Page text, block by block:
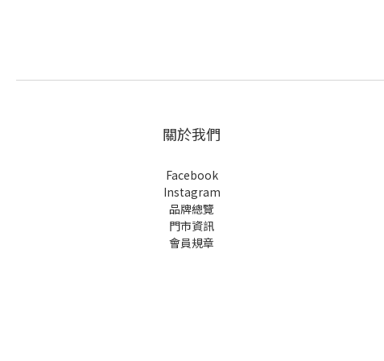
關於我們
Facebook
Instagram
品牌總覽
門市資訊
會員規章